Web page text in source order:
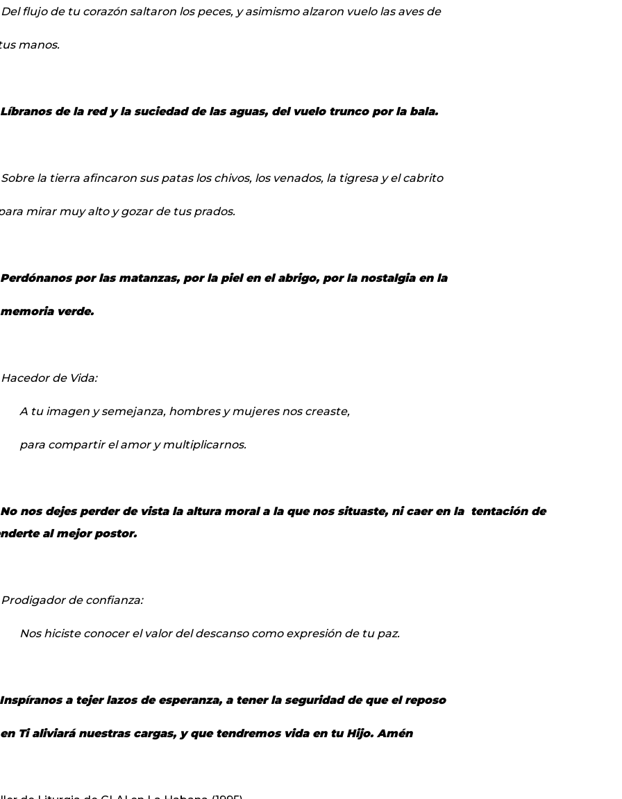
Del flujo de tu corazón saltaron los peces, y asimismo alzaron vuelo las aves de
manos.
de la red y la suciedad de las aguas, del vuelo trunco por la bala.
Sobre la tierra afincaron sus patas los chivos, los venados, la tigresa y el cabrito
mirar muy alto y gozar de tus prados.
por las matanzas, por la piel en el abrigo, por la nostalgia en la
memoria verde.
Hacedor de Vida:
A tu imagen y semejanza, hombres y mujeres nos creaste,
para compartir el amor y multiplicarnos.
nos dejes perder de vista la altura moral a la que nos situaste, ni caer en la tentación de
al mejor postor.
Prodigador de confianza:
Nos hiciste conocer el valor del descanso como expresión de tu paz.
Inspíranos a tejer lazos de esperanza, a tener la seguridad de que el reposo
en Ti aliviará nuestras cargas, y que tendremos vida en tu Hijo. Amén